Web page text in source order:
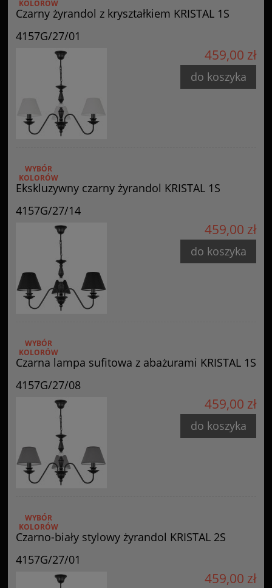
Czarny żyrandol z kryształkiem KRISTAL 1S
4157G/27/01
KOLORÓW
459,00 zł
do koszyka
Ekskluzywny czarny żyrandol KRISTAL 1S
4157G/27/14
WYBÓR
KOLORÓW
459,00 zł
do koszyka
Czarna lampa sufitowa z abażurami KRISTAL 1S
4157G/27/08
WYBÓR
KOLORÓW
459,00 zł
do koszyka
Czarno-biały stylowy żyrandol KRISTAL 2S
4157G/27/01
WYBÓR
KOLORÓW
459,00 zł